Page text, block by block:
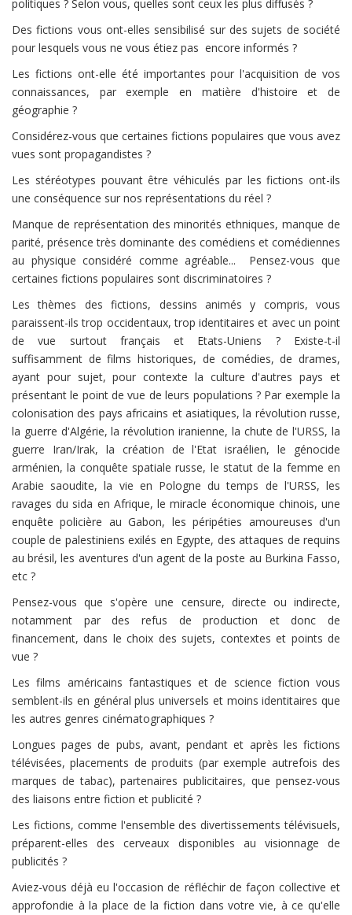
politiques ? Selon vous, quelles sont ceux les plus diffusés ?
Des fictions vous ont-elles sensibilisé sur des sujets de société
pour lesquels vous ne vous étiez pas encore informés ?
Les fictions ont-elle été importantes pour l'acquisition de vos
connaissances, par exemple en matière d'histoire et de
géographie ?
Considérez-vous que certaines fictions populaires que vous avez
vues sont propagandistes ?
Les stéréotypes pouvant être véhiculés par les fictions ont-ils
une conséquence sur nos représentations du réel ?
Manque de représentation des minorités ethniques, manque de
parité, présence très dominante des comédiens et comédiennes
au physique considéré comme agréable... Pensez-vous que
certaines fictions populaires sont discriminatoires ?
Les thèmes des fictions, dessins animés y compris, vous
paraissent-ils trop occidentaux, trop identitaires et avec un point
de vue surtout français et Etats-Uniens ? Existe-t-il
suffisamment de films historiques, de comédies, de drames,
ayant pour sujet, pour contexte la culture d'autres pays et
présentant le point de vue de leurs populations ? Par exemple la
colonisation des pays africains et asiatiques, la révolution russe,
la guerre d'Algérie, la révolution iranienne, la chute de l'URSS, la
guerre Iran/Irak, la création de l'Etat israélien, le génocide
arménien, la conquête spatiale russe, le statut de la femme en
Arabie saoudite, la vie en Pologne du temps de l'URSS, les
ravages du sida en Afrique, le miracle économique chinois, une
enquête policière au Gabon, les péripéties amoureuses d'un
couple de palestiniens exilés en Egypte, des attaques de requins
au brésil, les aventures d'un agent de la poste au Burkina Fasso,
etc ?
Pensez-vous que s'opère une censure, directe ou indirecte,
notamment par des refus de production et donc de
financement, dans le choix des sujets, contextes et points de
vue ?
Les films américains fantastiques et de science fiction vous
semblent-ils en général plus universels et moins identitaires que
les autres genres cinématographiques ?
Longues pages de pubs, avant, pendant et après les fictions
télévisées, placements de produits (par exemple autrefois des
marques de tabac), partenaires publicitaires, que pensez-vous
des liaisons entre fiction et publicité ?
Les fictions, comme l'ensemble des divertissements télévisuels,
préparent-elles des cerveaux disponibles au visionnage de
publicités ?
Aviez-vous déjà eu l'occasion de réfléchir de façon collective et
approfondie à la place de la fiction dans votre vie, à ce qu'elle